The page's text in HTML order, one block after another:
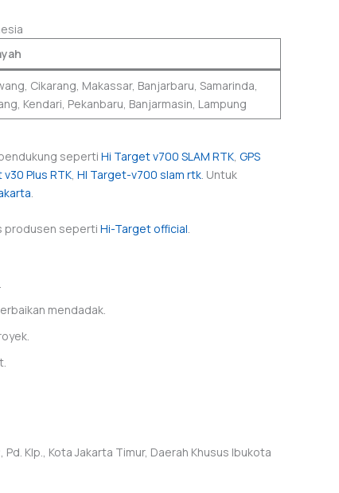
Cikarang, Makassar, Banjarbaru, Samarinda,
Kendari, Pekanbaru, Banjarmasin, Lampung
seperti Hi Target v700 SLAM RTK GPS
Plus RTK HI Target-v700 slam rtk . Untuk
produsen seperti Hi-Target official.
mendadak.
Pd. Klp., Kota Jakarta Timur, Daerah Khusus Ibukota